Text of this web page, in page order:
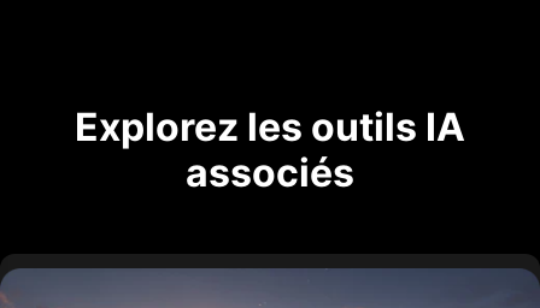
Explorez les outils IA
associés